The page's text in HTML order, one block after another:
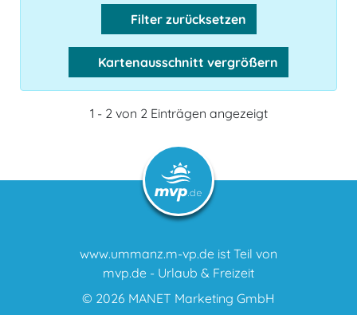
Filter zurücksetzen
Kartenausschnitt vergrößern
1 - 2 von 2 Einträgen angezeigt
www.ummanz.m-vp.de ist Teil von
mvp.de - Urlaub & Freizeit
© 2026 MANET Marketing GmbH